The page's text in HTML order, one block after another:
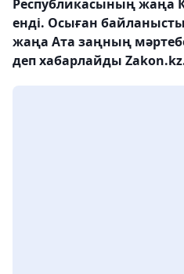
Республикасының жаңа
енді. Осыған
жаңа Ата заңның
деп хабарлайды